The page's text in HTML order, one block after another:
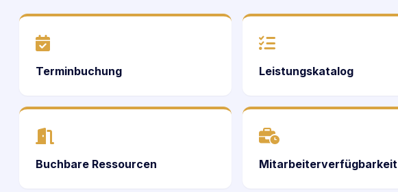
Terminbuchung Leistungskatalog
Buchbare Ressourcen Mitarbeiterverfügbarkeit